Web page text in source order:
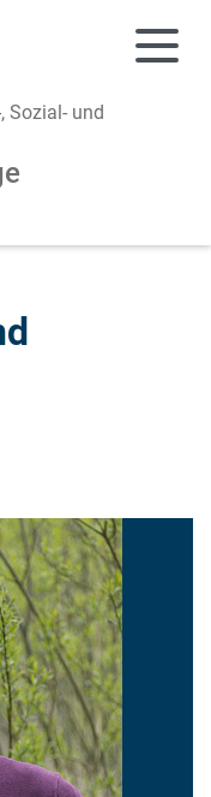
Sozial- und